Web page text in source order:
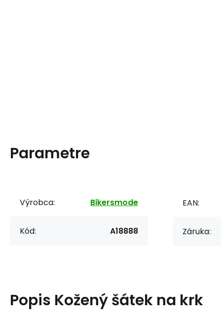
Parametre
Výrobca: Bikersmode
Kód: A18888
EAN:
Záruka:
Popis Kožený šátek na krk